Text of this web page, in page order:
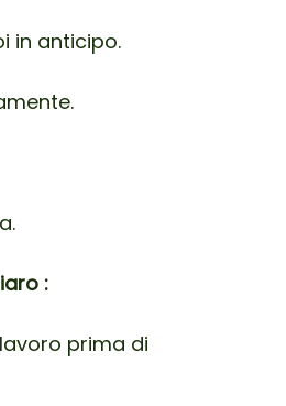
in anticipo.
:
prima di